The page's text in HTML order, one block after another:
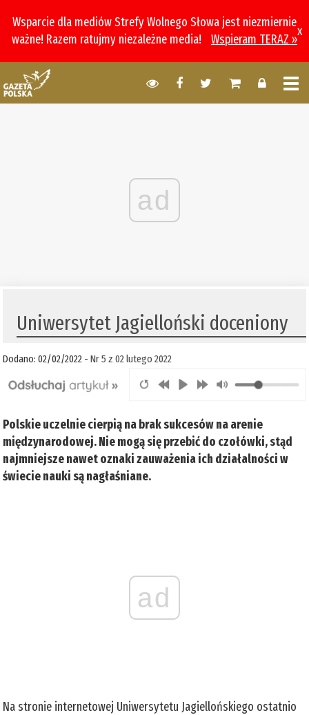
Wsparcie dla mediów Strefy Wolnego Słowa jest niezmiernie
ważne! Razem ratujmy niezależne media!
Wspieram TERAZ »
x
ad
Uniwersytet Jagielloński doceniony
Dodano: 02/02/2022 -Nr 5 z 02 lutego 2022
Polskie uczelnie cierpią na brak sukcesów na arenie
międzynarodowej. Nie mogą się przebić do czołówki, stąd
najmniejsze nawet oznaki zauważenia ich działalności w
świecie nauki są nagłaśniane.
ad
Na stronie internetowej Uniwersytetu Jagiellońskiego ostatnio